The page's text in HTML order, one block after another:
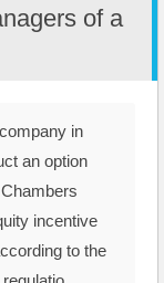
of a
in
an option
incentive
to the